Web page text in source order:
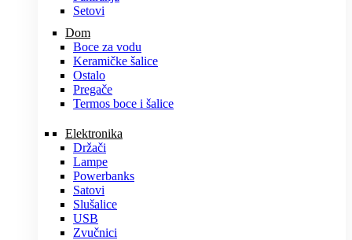
Setovi
Dom
Boce za vodu
Keramičke šalice
Ostalo
Pregače
Termos boce i šalice
Elektronika
Držači
Lampe
Powerbanks
Satovi
Slušalice
USB
Zvučnici